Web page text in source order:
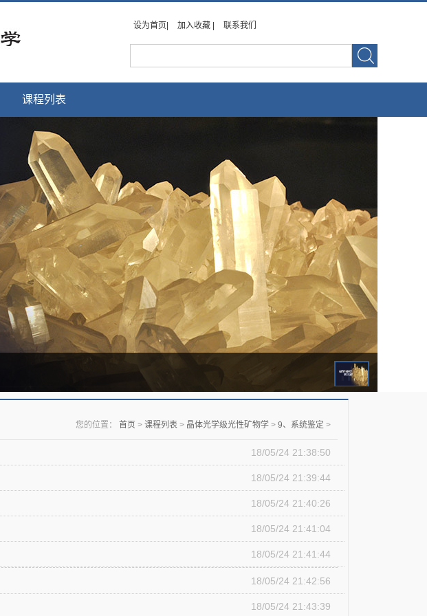
设为首页| 加入收藏 | 联系我们
课程列表
您的位置： 首页 > 课程列表 > 晶体光学级光性矿物学 > 9、系统鉴定 >
18/05/24 21:38:50
18/05/24 21:39:44
18/05/24 21:40:26
18/05/24 21:41:04
18/05/24 21:41:44
18/05/24 21:42:56
18/05/24 21:43:39